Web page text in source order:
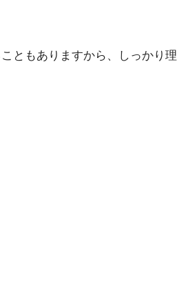
ともありますから、しっかり理